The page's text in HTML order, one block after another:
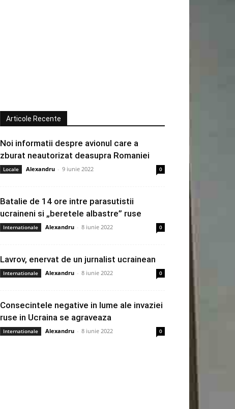
Articole Recente
Noi informatii despre avionul care a
zburat neautorizat deasupra Romaniei
Locale Alexandru - 9 iunie 2022 0
Batalie de 14 ore intre parasutistii
ucraineni si „beretele albastre” ruse
Internationale Alexandru - 8 iunie 2022 0
Lavrov, enervat de un jurnalist ucrainean
Internationale Alexandru - 8 iunie 2022 0
Consecintele negative in lume ale invaziei
ruse in Ucraina se agraveaza
Internationale Alexandru - 8 iunie 2022 0